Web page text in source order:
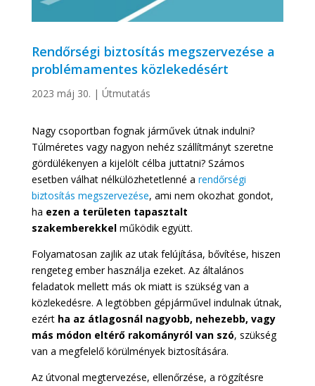
Rendőrségi biztosítás megszervezése a
problémamentes közlekedésért
2023 máj 30. | Útmutatás
Nagy csoportban fognak járművek útnak indulni?
Túlméretes vagy nagyon nehéz szállítmányt szeretne
gördülékenyen a kijelölt célba juttatni? Számos
esetben válhat nélkülözhetetlenné a rendőrségi
biztosítás megszervezése, ami nem okozhat gondot,
ha ezen a területen tapasztalt
szakemberekkel működik együtt.
Folyamatosan zajlik az utak felújítása, bővítése, hiszen
rengeteg ember használja ezeket. Az általános
feladatok mellett más ok miatt is szükség van a
közlekedésre. A legtöbben gépjárművel indulnak útnak,
ezért ha az átlagosnál nagyobb, nehezebb, vagy
más módon eltérő rakományról van szó, szükség
van a megfelelő körülmények biztosítására.
Az útvonal megtervezése, ellenőrzése, a rögzítésre